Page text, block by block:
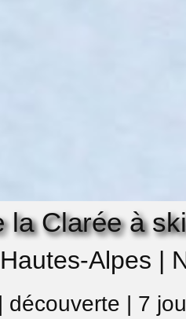
la Clarée à ski
Alpes |
découverte | 7